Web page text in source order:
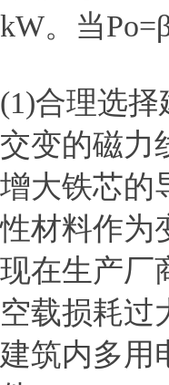
kW。当
(1)合理选
交变的磁力
增大铁芯的
性材料作为
现在生产厂
空载损耗过
建筑内多用